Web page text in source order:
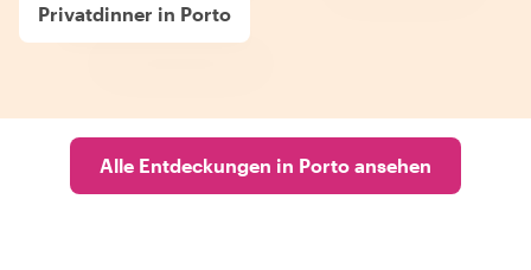
Privatdinner in Porto
Alle Entdeckungen in Porto ansehen